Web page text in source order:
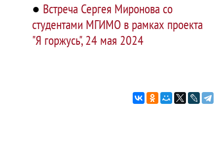
● Встреча Сергея Миронова со
студентами МГИМО в рамках проекта
"Я горжусь", 24 мая 2024